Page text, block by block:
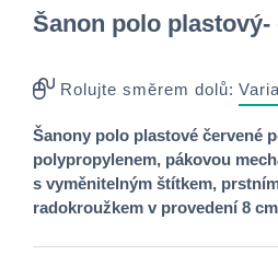
Šanon polo plastový-
Rolujte směrem dolů:
Šanony polo plastové červené
polypropylenem, pákovou
s vyměnitelným štítkem,
radokroužkem v provedení 8